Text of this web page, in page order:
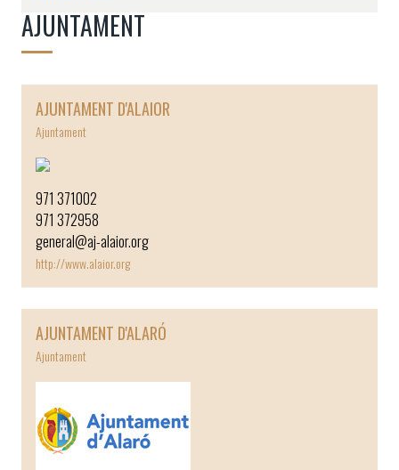
AJUNTAMENT
AJUNTAMENT D'ALAIOR
Ajuntament
971 371002
971 372958
general@aj-alaior.org
http://www.alaior.org
AJUNTAMENT D'ALARÓ
Ajuntament